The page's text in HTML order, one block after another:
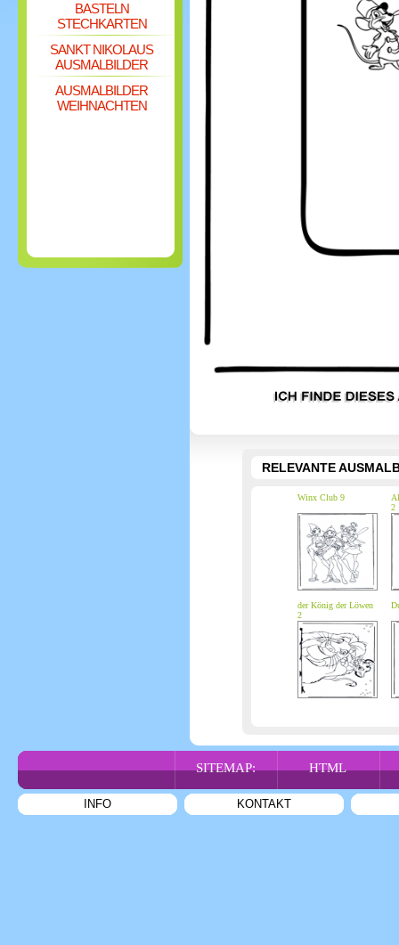
BASTELN
STECHKARTEN
SANKT NIKOLAUS
AUSMALBILDER
AUSMALBILDER
WEIHNACHTEN
RELEVANTE
Winx Club 9
2
der König der Löwen
2
SITEMAP: HTML
INFO KONTAKT